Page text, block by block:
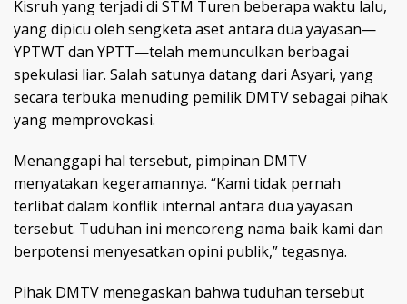
Kisruh yang terjadi di STM Turen beberapa waktu lalu,
yang dipicu oleh sengketa aset antara dua yayasan—
YPTWT dan YPTT—telah memunculkan berbagai
spekulasi liar. Salah satunya datang dari Asyari, yang
secara terbuka menuding pemilik DMTV sebagai pihak
yang memprovokasi.
Menanggapi hal tersebut, pimpinan DMTV
menyatakan kegeramannya. “Kami tidak pernah
terlibat dalam konflik internal antara dua yayasan
tersebut. Tuduhan ini mencoreng nama baik kami dan
berpotensi menyesatkan opini publik,” tegasnya.
Pihak DMTV menegaskan bahwa tuduhan tersebut